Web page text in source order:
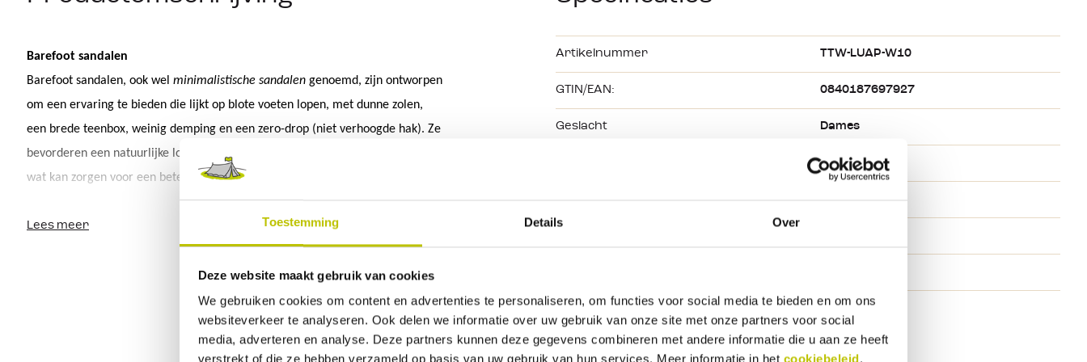
Toestemming Details Over
Deze website maakt gebruik van cookies
We gebruiken cookies om content en advertenties te personaliseren, om functies voor social media te bieden en om ons
websiteverkeer te analyseren. Ook delen we informatie over uw gebruik van onze site met onze partners voor social
media, adverteren en analyse. Deze partners kunnen deze gegevens combineren met andere informatie die u aan ze heeft
verstrekt of die ze hebben verzameld op basis van uw gebruik van hun services. Meer informatie in het cookiebeleid.
Barefoot sandalen
Barefoot sandalen, ook wel minimalistische sandalen genoemd, zijn ontworpen
om een ervaring te bieden die lijkt op blote voeten lopen, met dunne zolen,
een brede teenbox, weinig demping en een zero-drop (niet verhoogde hak). Ze
bevorderen een natuurlijke loopbeweging en kunnen de voetspieren versterken
wat kan zorgen voor een betere stabiliteit en balans. Gebruikers moeten
echter langzaam wennen aan deze sandalen om overbelasting te voorkomen.
is vooral geschikt voor outdoor liefhebbers die graag
op blote voeten lopen maar toch wat bescherming nodig hebben.
Lees meer
Artikelnummer TTW-LUAP-W10
GTIN/EAN: 0840187697927
Geslacht Dames
Lake Blue
Kleurtint Blauw